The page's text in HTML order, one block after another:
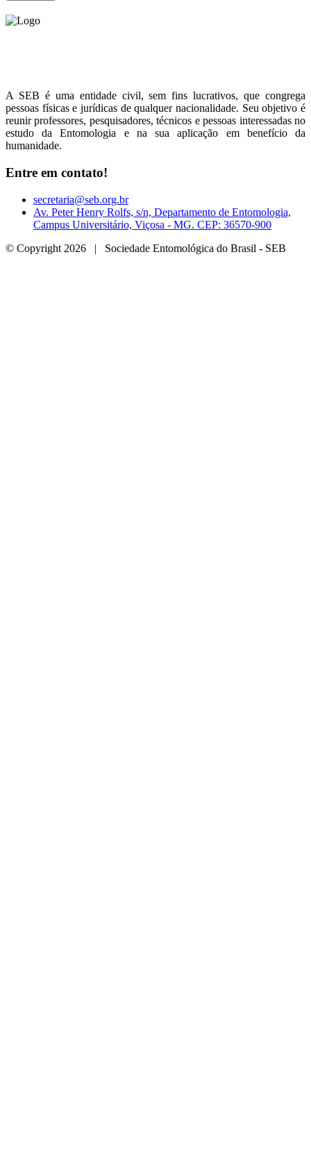
A SEB é uma entidade civil, sem fins lucrativos, que congrega
pessoas físicas e jurídicas de qualquer nacionalidade. Seu objetivo é
reunir professores, pesquisadores, técnicos e pessoas interessadas no
estudo da Entomologia e na sua aplicação em benefício da
humanidade.
Entre em contato!
secretaria@seb.org.br
Av. Peter Henry Rolfs, s/n, Departamento de Entomologia,
Campus Universitário, Viçosa - MG. CEP: 36570-900
© Copyright 2026 | Sociedade Entomológica do Brasil - SEB